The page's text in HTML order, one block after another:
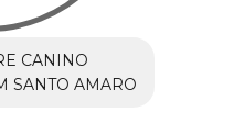
CANINO
SANTO AMARO